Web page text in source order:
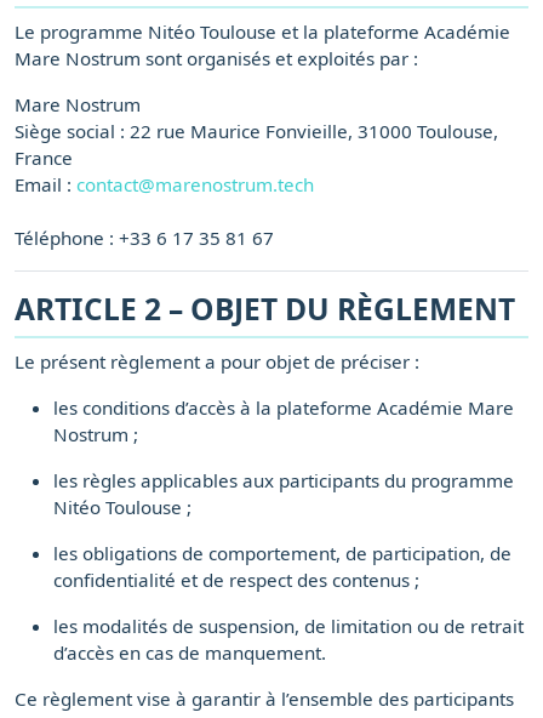
Le programme Nitéo Toulouse et la plateforme Académie
Mare Nostrum sont organisés et exploités par :
Mare Nostrum
Siège social : 22 rue Maurice Fonvieille, 31000 Toulouse,
France
Email : contact@marenostrum.tech
Téléphone : +33 6 17 35 81 67
ARTICLE 2 – OBJET DU RÈGLEMENT
Le présent règlement a pour objet de préciser :
les conditions d’accès à la plateforme Académie Mare
Nostrum ;
les règles applicables aux participants du programme
Nitéo Toulouse ;
les obligations de comportement, de participation, de
confidentialité et de respect des contenus ;
les modalités de suspension, de limitation ou de retrait
d’accès en cas de manquement.
Ce règlement vise à garantir à l’ensemble des participants